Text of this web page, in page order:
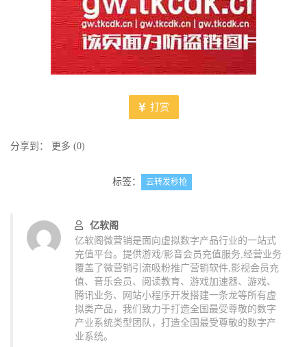
打赏
分享到： 更多 (0)
标签： 云转发秒抢
亿软阁
亿软阁微营销是面向虚拟数字产品行业的一站式
充值平台。提供游戏/影音会员充值服务,经营业务
覆盖了微营销引流吸粉推广营销软件,影视会员充
值、音乐会员、阅读教育、游戏加速器、游戏、
腾讯业务、网站小程序开发搭建一条龙等所有虚
拟类产品，我们致力于打造全国最受尊敬的数字
产业系统类型团队，打造全国最受尊敬的数字产
业系统。